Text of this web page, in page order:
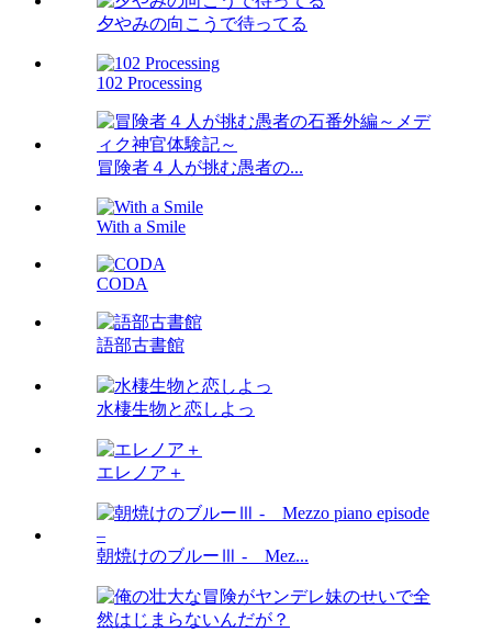
夕やみの向こうで待ってる
102 Processing
冒険者４人が挑む愚者の...
With a Smile
CODA
語部古書館
水棲生物と恋しよっ
エレノア＋
朝焼けのブルーⅢ - Mez...